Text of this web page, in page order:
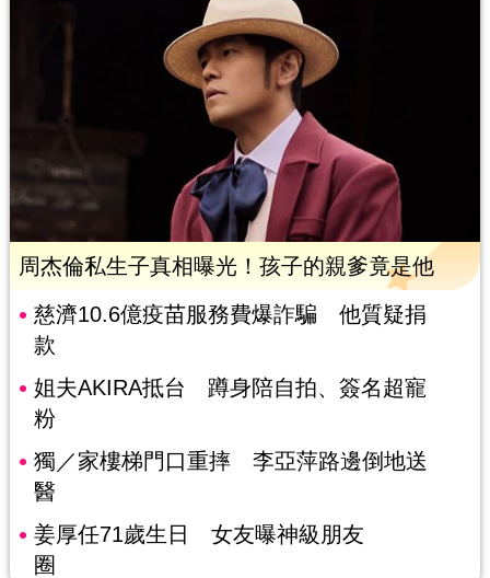
周杰倫私生子真相曝光！孩子的親爹竟是他
慈濟10.6億疫苗服務費爆詐騙 他質疑捐
款
姐夫AKIRA抵台 蹲身陪自拍、簽名超寵
粉
獨／家樓梯門口重摔 李亞萍路邊倒地送
醫
姜厚任71歲生日 女友曝神級朋友
圈